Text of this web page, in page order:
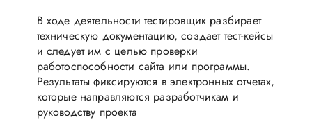
В ходе деятельности тестировщик разбирает
техническую документацию, создает тест-кейсы
и следует им с целью проверки
работоспособности сайта или программы.
Результаты фиксируются в электронных отчетах,
которые направляются разработчикам и
руководству проекта